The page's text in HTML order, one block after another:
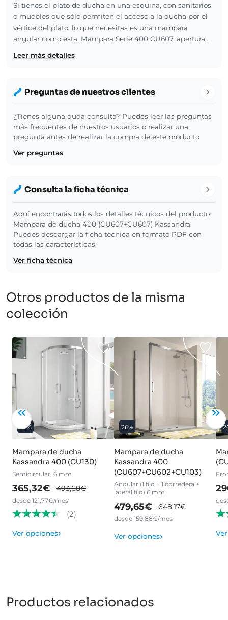
Si tienes el plato de ducha en una esquina, con sanitarios
o muebles que sólo permiten el acceso a la ducha por el
vértice del plato, lo que necesitas es una mampara
angular como esta. Mampara Serie 400 CU607, apertura…
Leer más detalles
Preguntas de nuestros clientes
¿Tienes alguna duda consulta? Puedes leer las preguntas
más frecuentes de nuestros usuarios o realizar una
pregunta antes de realizar la compra de este producto
Ver preguntas
Consulta la ficha técnica
Aquí encontrarás todos los detalles técnicos del producto
Mampara de ducha 400 (CU607+CU607) Kassandra.
Puedes descargar la ficha técnica en formato PDF con
todas las características.
Ver ficha técnica
Otros productos de la misma
colección
26%
Mampara de ducha
Kassandra 400 (CU130)
Semicircular, 6 mm
365,32€ 493,68€
desde 121,77€/mes
(2)
Ver opciones›
26%
Mampara de ducha
Kassandra 400
(CU607+CU602+CU103)
Angular (1 fijo + 1 corredera +
lateral fijo) 6 mm
479,65€ 648,17€
desde 159,88€/mes
Ver opciones›
Productos relacionados